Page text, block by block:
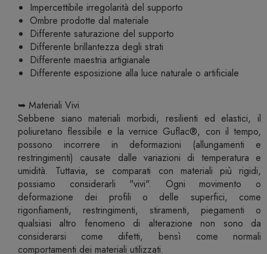
Impercettibile irregolarità del supporto
Ombre prodotte dal materiale
Differente saturazione del supporto
Differente brillantezza degli strati
Differente maestria artigianale
Differente esposizione alla luce naturale o artificiale
➥ Materiali Vivi
Sebbene siano materiali morbidi, resilienti ed elastici, il
poliuretano flessibile e la vernice Guflac®, con il tempo,
possono incorrere in deformazioni (allungamenti e
restringimenti) causate dalle variazioni di temperatura e
umidità. Tuttavia, se comparati con materiali più rigidi,
possiamo considerarli "vivi". Ogni movimento o
deformazione dei profili o delle superfici, come
rigonfiamenti, restringimenti, stiramenti, piegamenti o
qualsiasi altro fenomeno di alterazione non sono da
considerarsi come difetti, bensì come normali
comportamenti dei materiali utilizzati.